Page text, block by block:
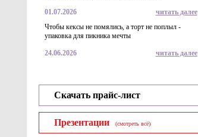
01.07.2026
читать далее
Чтобы кексы не помялись, а торт не поплыл -
упаковка для пикника мечты
24.06.2026 читать далее
Скачать прайс-лист
Презентации (смотреть всё)